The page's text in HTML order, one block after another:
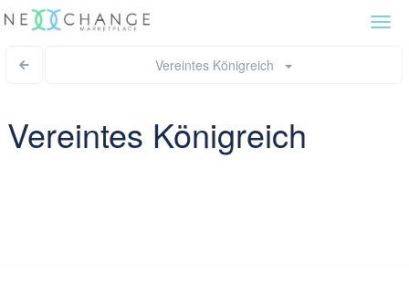
Vereintes Königreich
Vereintes Königreich